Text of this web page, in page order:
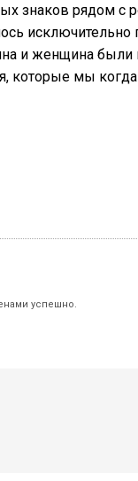
знаков рядом с
исключительно
и женщина
которые мы
успешно.